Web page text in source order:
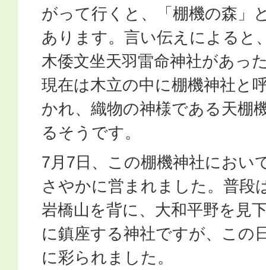
がって行くと、「棚機の森」
あります。言い伝えによると
木倭文坐天羽雷命神社があっ
現在は木立の中に棚機神社と
かれ、織物の神様である天棚
るそうです。
7月7日、この棚機神社におい
さやかに営まれました。普段
岩橋山を背に、大和平野を見
に鎮座する神社ですが、この
に彩られました。